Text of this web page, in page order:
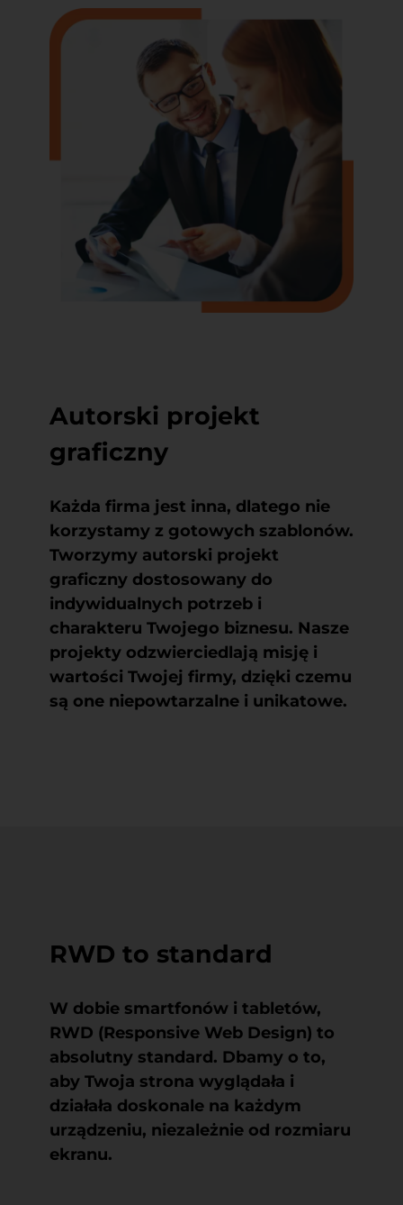
Autorski projekt
graficzny
Każda firma jest inna, dlatego nie
korzystamy z gotowych szablonów.
Tworzymy autorski projekt
graficzny dostosowany do
indywidualnych potrzeb i
charakteru Twojego biznesu. Nasze
projekty odzwierciedlają misję i
wartości Twojej firmy, dzięki czemu
są one niepowtarzalne i unikatowe.
RWD to standard
W dobie smartfonów i tabletów,
RWD (Responsive Web Design) to
absolutny standard. Dbamy o to,
aby Twoja strona wyglądała i
działała doskonale na każdym
urządzeniu, niezależnie od rozmiaru
ekranu.